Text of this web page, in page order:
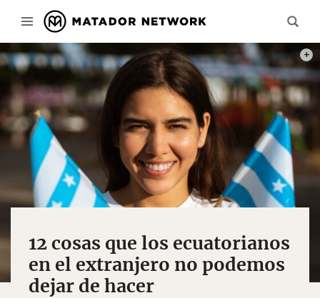
12 cosas que los ecuatorianos
en el extranjero no podemos
dejar de hacer